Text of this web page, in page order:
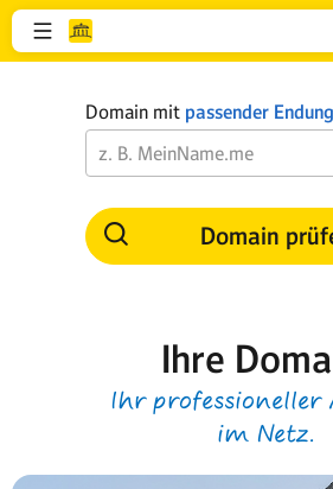
Domain mit passender Endung
Domain
Ihre
Ihr
im Netz.